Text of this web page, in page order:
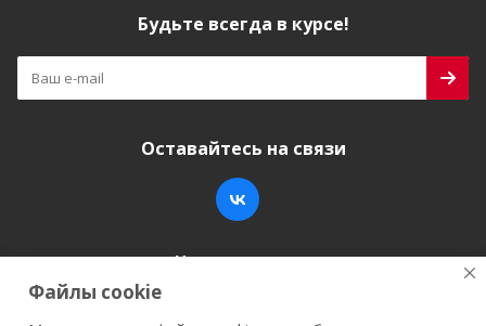
Будьте всегда в курсе!
Оставайтесь на связи
Наши контакты
+7 (846) 200-05-15
Файлы cookie